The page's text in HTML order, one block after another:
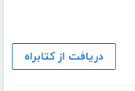
دریافت از کتابراه